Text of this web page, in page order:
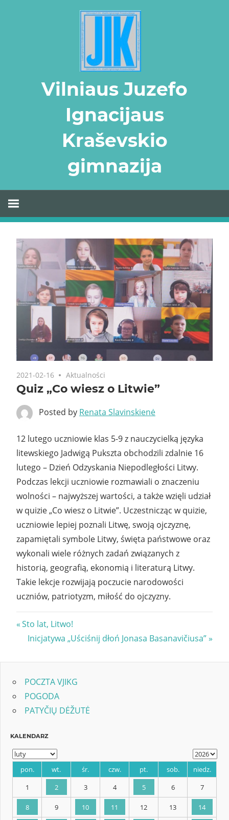
Vilniaus Juzefo
Ignacijaus
Kraševskio
gimnazija
2021-02-16 Aktualności
Quiz „Co wiesz o Litwie”
Posted by Renata Slavinskienė
12 lutego uczniowie klas 5-9 z nauczycielką języka
litewskiego Jadwigą Pukszta obchodzili zdalnie 16
lutego – Dzień Odzyskania Niepodległości Litwy.
Podczas lekcji uczniowie rozmawiali o znaczeniu
wolności – najwyższej wartości, a także wzięli udział
w quizie „Co wiesz o Litwie”. Uczestnicząc w quizie,
uczniowie lepiej poznali Litwę, swoją ojczyznę,
zapamiętali symbole Litwy, święta państwowe oraz
wykonali wiele różnych zadań związanych z
historią, geografią, ekonomią i literaturą Litwy.
Takie lekcje rozwijają poczucie narodowości
uczniów, patriotyzm, miłość do ojczyzny.
Nawigacja
wpisu
Previous
Post:
Sto lat, Litwo!
Next
Inicjatywa „Uściśnij dłoń Jonasa Basanavičiusa”
POCZTA VJIKG
POGODA
PATYČIŲ DĖŽUTĖ